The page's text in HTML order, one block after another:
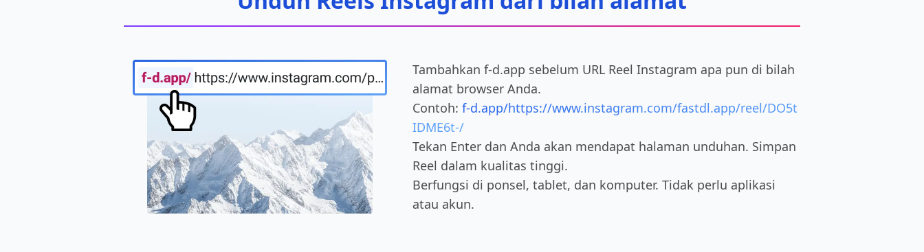
Tambahkan f-d.app sebelum URL Reel Instagram apa pun di bilah
alamat browser Anda.
Contoh: f-d.app/https://www.instagram.com/fastdl.app/reel/DO5t
IDME6t-/
Tekan Enter dan Anda akan mendapat halaman unduhan. Simpan
Reel dalam kualitas tinggi.
Berfungsi di ponsel, tablet, dan komputer. Tidak perlu aplikasi
atau akun.